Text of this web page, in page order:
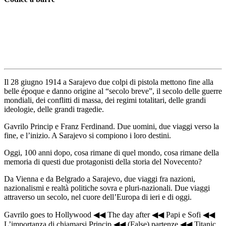
Il 28 giugno 1914 a Sarajevo due colpi di pistola mettono fine alla
belle époque e danno origine al “secolo breve”, il secolo delle guerre
mondiali, dei conflitti di massa, dei regimi totalitari, delle grandi
ideologie, delle grandi tragedie.
Gavrilo Princip e Franz Ferdinand. Due uomini, due viaggi verso la
fine, e l’inizio. A Sarajevo si compiono i loro destini.
Oggi, 100 anni dopo, cosa rimane di quel mondo, cosa rimane della
memoria di questi due protagonisti della storia del Novecento?
Da Vienna e da Belgrado a Sarajevo, due viaggi fra nazioni,
nazionalismi e realtà politiche sovra e pluri-nazionali. Due viaggi
attraverso un secolo, nel cuore dell’Europa di ieri e di oggi.
Gavrilo goes to Hollywood ◀◀ The day after ◀◀ Papi e Sofi ◀◀